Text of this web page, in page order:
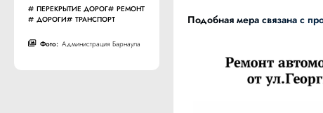
ПЕРЕКРЫТИЕ ДОРОГ
РЕМОНТ
ДОРОГИ
ТРАНСПОРТ
Фото: Администрация Барнаула
Подобная мера связана с